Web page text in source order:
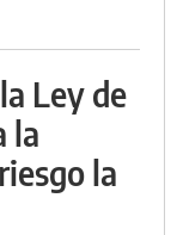
Ley de
la
la